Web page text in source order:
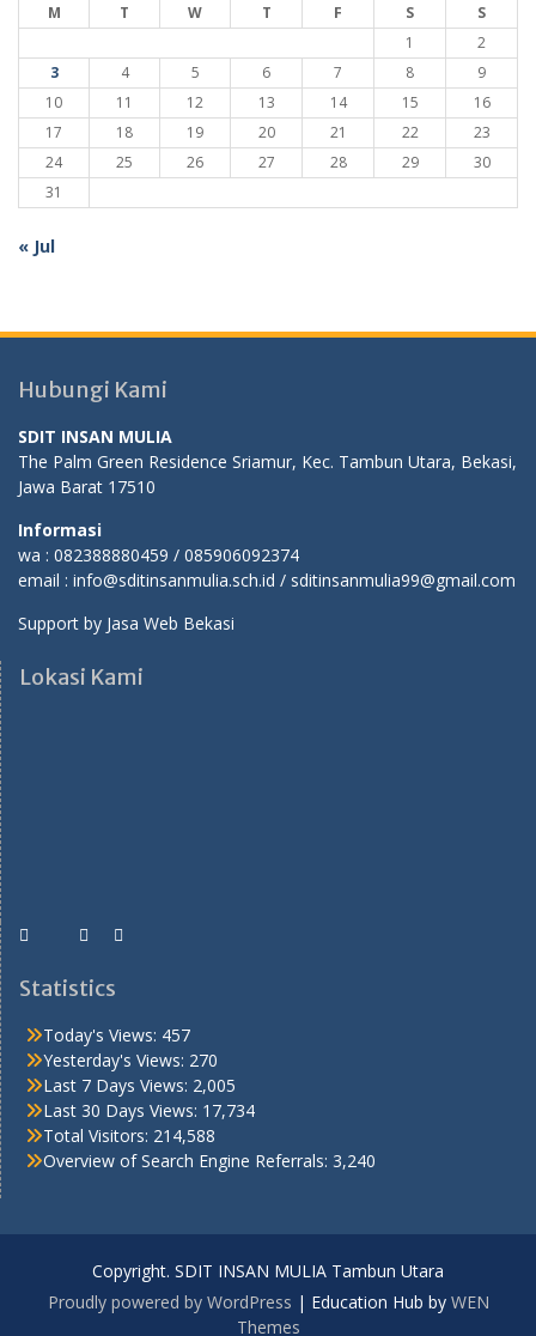
M T W T F S
S
1
2
3
4 5 6 7 8
9
10
11 12 13 14 15
16
17
18 19 20 21 22
23
24
25 26 27 28 29
30
31
« Jul
Hubungi Kami
SDIT INSAN MULIA
The Palm Green Residence Sriamur, Kec. Tambun Utara, Bekasi,
Jawa Barat 17510
Informasi
wa : 082388880459 / 085906092374
email : info@sditinsanmulia.sch.id / sditinsanmulia99@gmail.com
Support by Jasa Web Bekasi
Lokasi Kami
Statistics
Today's Views: 457
Yesterday's Views: 270
Last 7 Days Views: 2,005
Last 30 Days Views: 17,734
Total Visitors: 214,588
Overview of Search Engine Referrals: 3,240
Copyright. SDIT INSAN MULIA Tambun Utara
Proudly powered by WordPress | Education Hub by WEN
Themes